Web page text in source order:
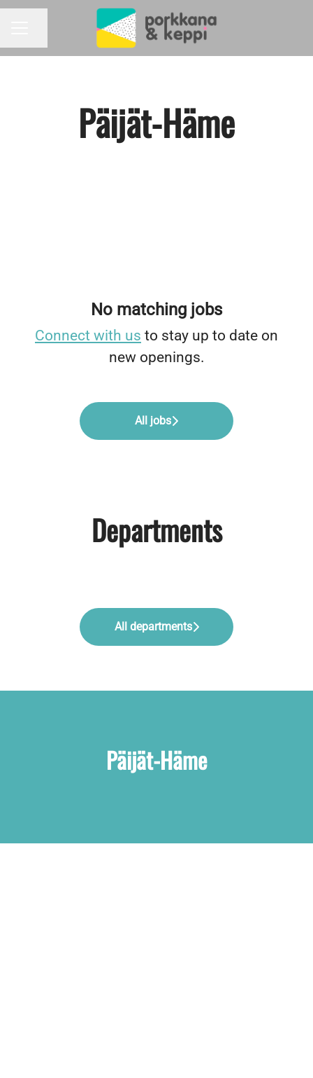
Päijät-Häme
No matching jobs
Connect with us to stay up to date on
new openings.
All jobs
Departments
Teollisuuden tehtävät
Taloushallinnon tehtävät
Myynti, markkinointi ja muut
kaupalliset tehtävät
All departments
Päijät-Häme